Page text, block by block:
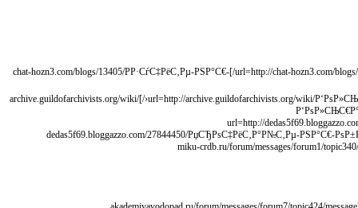
[url=http://chat-hozn3.com/blogs/13405/РР·СѓС‡РёС‚Рµ-РЅР°С€-РјР°С‚РµСЂРёР°Р»-РµСЃР»Рё-РЅР°РґРѕ-РєСѓРїРёС‚СЊ-РґРёРїР»РѕРј-РІ-РёРЅС‚РµСЂРЅРµС‚Рµ/]chat-hozn3.com/blogs/13405/РР·СѓС‡РёС‚Рµ-РЅР°С€-
[url=http://archive.guildofarchivists.org/wiki/Р‘РѕР»СЊС€Р°СЏ_РїРѕРїСѓР»СЏСЂРЅРѕСЃС‚СЊ_РѕРЅР»Р°Р№РЅ-РјР°РіР°Р·РёРЅРѕРІ,_С‡С‚Рѕ_РїСЂРµРґР»Р°РіР°СЋС‚_РґРёРїР»РѕРјС‹/]archive.guildofarchivists.org/wiki/
[url=http://